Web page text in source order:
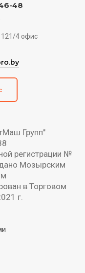
Групп"
регистрации №
Мозырским
в Торговом
г.
48
121/4 офис